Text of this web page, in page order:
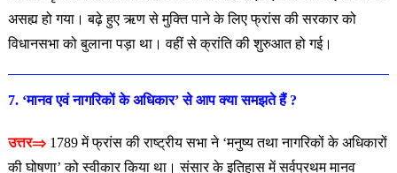
असह्य हो गया। बढ़े हुए ऋण से मुक्ति पाने के लिए फ्रांस की सरकार को
विधानसभा को बुलाना पड़ा था। वहीं से क्रांति की शुरुआत हो गई।
7. ‘मानव एवं नागरिकों के अधिकार’ से आप क्या समझतेहैं ?
उत्तर⇒1789 में फ्रांस की राष्ट्रीय सभा ने ‘मनुष्य तथा नागरिकों के अधिकारों
की घोषणा’ को स्वीकार किया था। संसार के इतिहास में सर्वप्रथम मानव